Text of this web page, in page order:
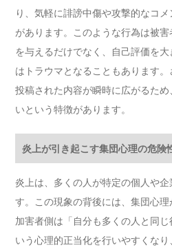
り、気軽に誹謗中傷や攻撃的なコ
があります。このような行為は被
を与えるだけでなく、自己評価を
はトラウマとなることもあります
投稿された内容が瞬時に広がるた
いという特徴があります。
炎上が引き起こす集団心理の危険
炎上は、多くの人が特定の個人や
す。この現象の背後には、集団心理
加害者側は「自分も多くの人と同
いう心理的正当化を行いやすくな